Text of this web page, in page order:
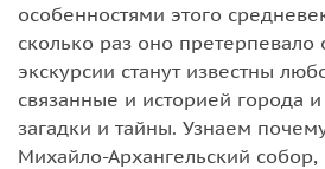
особенностями этого
сколько раз оно претерпевало
экскурсии станут известны
связанные и историей города
загадки и тайны. Узнаем
Михайло-Архангельский собор,